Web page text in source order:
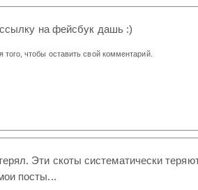
на фейсбук дашь :)
того, чтобы оставить свой комментарий.
Эти скоты систематически
посты...